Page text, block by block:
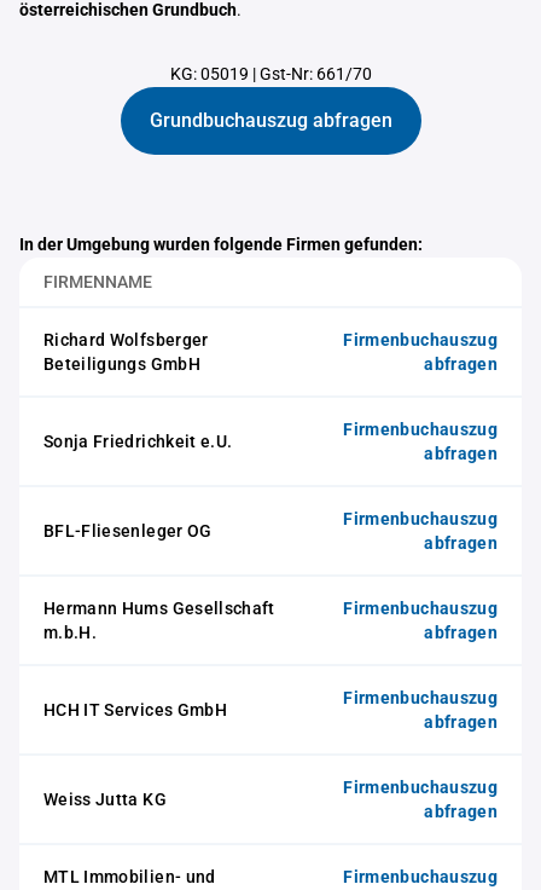
österreichischen Grundbuch.
KG: 05019 |Gst-Nr: 661/70
Grundbuchauszug abfragen
In der Umgebung wurden folgende Firmen gefunden:
FIRMENNAME
Richard Wolfsberger
Beteiligungs GmbH
Firmenbuchauszug
abfragen
Sonja Friedrichkeit e.U.
Firmenbuchauszug
abfragen
BFL-Fliesenleger OG
Firmenbuchauszug
abfragen
Hermann Hums Gesellschaft
m.b.H.
Firmenbuchauszug
abfragen
HCH IT Services GmbH
Firmenbuchauszug
abfragen
Weiss Jutta KG
Firmenbuchauszug
abfragen
MTL Immobilien- und
Firmenbuchauszug